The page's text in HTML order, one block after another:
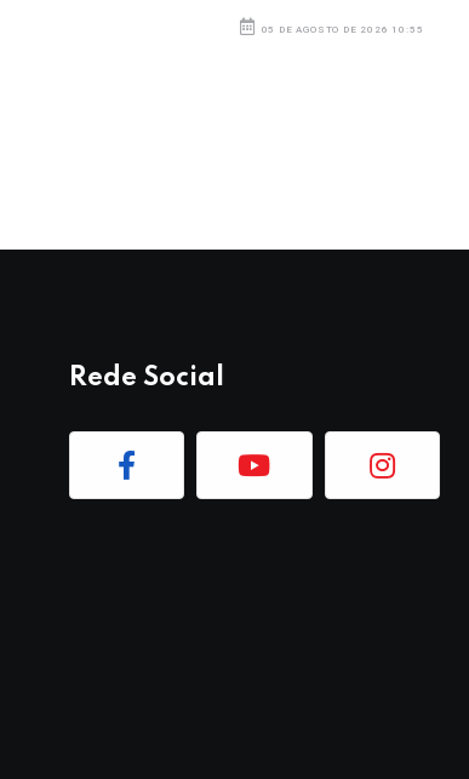
05 DE AGOSTO DE 2026 10:55
Rede Social